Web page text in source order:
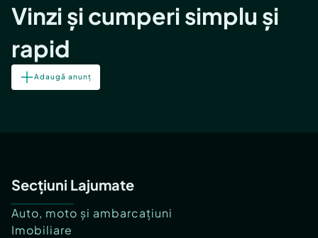
Vinzi și cumperi simplu și
rapid
Adaugă anunț
Secțiuni Lajumate
Auto, moto și ambarcațiuni
Imobiliare